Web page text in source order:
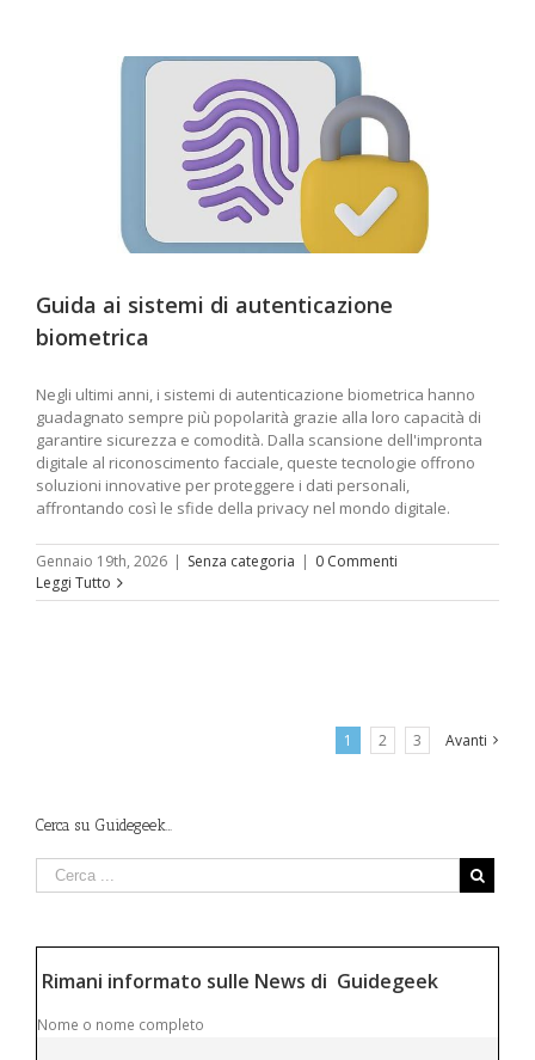
Guida ai sistemi di autenticazione
biometrica
Negli ultimi anni, i sistemi di autenticazione biometrica hanno
guadagnato sempre più popolarità grazie alla loro capacità di
garantire sicurezza e comodità. Dalla scansione dell'impronta
digitale al riconoscimento facciale, queste tecnologie offrono
soluzioni innovative per proteggere i dati personali,
affrontando così le sfide della privacy nel mondo digitale.
Gennaio 19th, 2026 | Senza categoria | 0 Commenti
Leggi Tutto
1 2 3 Avanti
Cerca su Guidegeek…
Rimani informato sulle News di Guidegeek
Nome o nome completo